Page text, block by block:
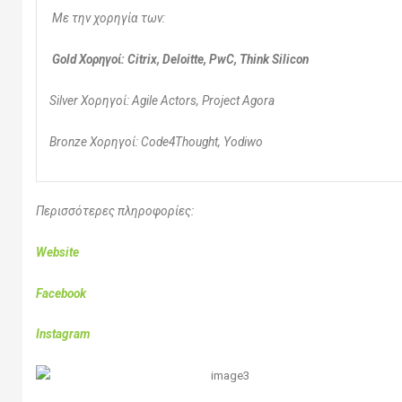
Με την χορηγία των:
GoldΧορηγοί:Citrix, Deloitte, PwC, Think Silicon
SilverΧορηγοί: Agile Actors, Project Agora
BronzeΧορηγοί:Code4Thought, Yodiwo
Περισσότερες πληροφορίες:
Website
Facebook
Instagram